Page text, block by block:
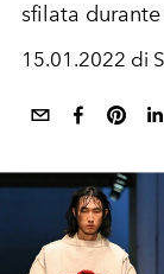
sfilata
15.01.2022 di